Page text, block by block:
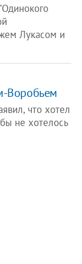
Лукасом и
Воробьем
что хотел
не хотелось